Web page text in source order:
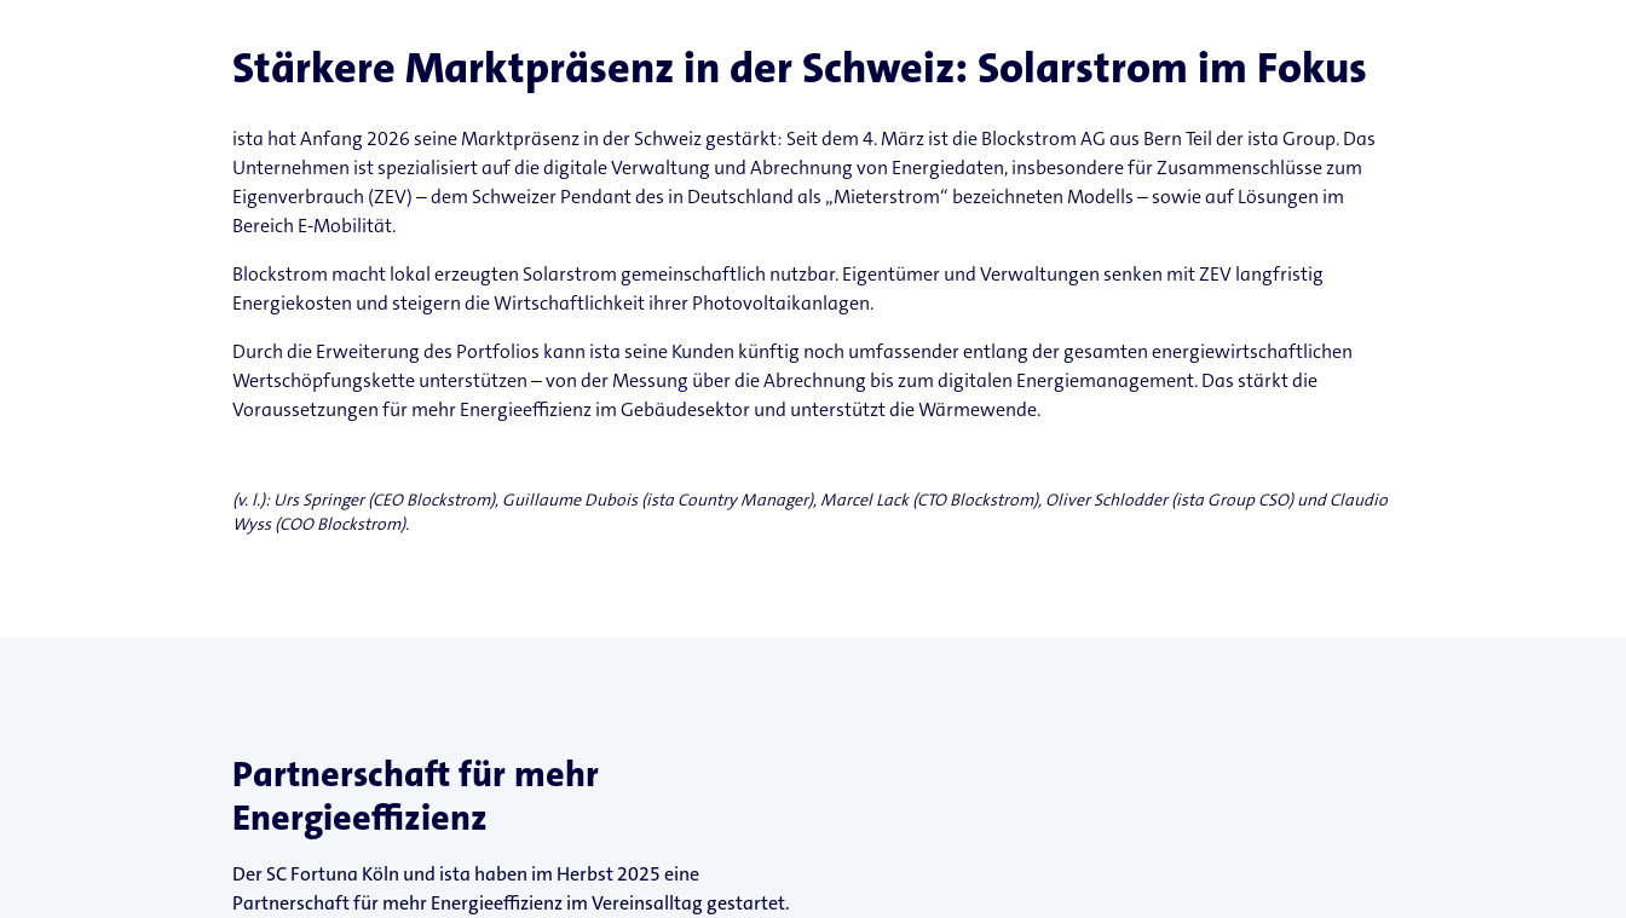
Stärkere Marktpräsenz in der Schweiz: Solarstrom im Fokus
ista hat Anfang 2026 seine Marktpräsenz in der Schweiz gestärkt: Seit dem 4. März ist die Blockstrom AG aus Bern Teil der ista Group. Das
Unternehmen ist spezialisiert auf die digitale Verwaltung und Abrechnung von Energiedaten, insbesondere für Zusammenschlüsse zum
Eigenverbrauch (ZEV) – dem Schweizer Pendant des in Deutschland als „Mieterstrom“ bezeichneten Modells – sowie auf Lösungen im
Bereich E-​Mobilität.
Blockstrom macht lokal erzeugten Solarstrom gemeinschaftlich nutzbar. Eigentümer und Verwaltungen senken mit ZEV langfristig
Energiekosten und steigern die Wirtschaftlichkeit ihrer Photovoltaikanlagen.
Durch die Erweiterung des Portfolios kann ista seine Kunden künftig noch umfassender entlang der gesamten energiewirtschaftlichen
Wertschöpfungskette unterstützen – von der Messung über die Abrechnung bis zum digitalen Energiemanagement. Das stärkt die
Voraussetzungen für mehr Energieeffizienz im Gebäudesektor und unterstützt die Wärmewende.
(v. l.): Urs Springer (CEO Blockstrom), Guillaume Dubois (ista Country Manager), Marcel Lack (CTO Blockstrom), Oliver Schlodder (ista Group CSO) und Claudio
Wyss (COO Blockstrom).
Partnerschaft für mehr
Energieeffizienz
Der SC Fortuna Köln und ista haben im Herbst 2025 eine
Partnerschaft für mehr Energieeffizienz im Vereinsalltag gestartet.